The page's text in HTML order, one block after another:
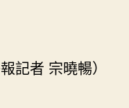
記者 宗曉暢）